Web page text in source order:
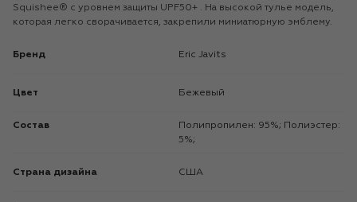
Squishee® с уровнем защиты UPF50+ . На высокой тулье модель,
которая легко сворачивается, закрепили миниатюрную эмблему.
Бренд Eric Javits
Цвет Бежевый
Состав
Полипропилен: 95%; Полиэстер:
5%;
Страна дизайна США